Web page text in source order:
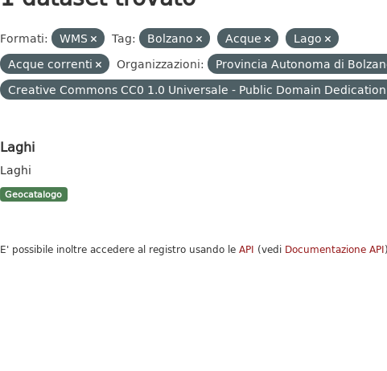
Formati: WMS Tag: Bolzano Acque
Lago
Acque correnti
Organizzazioni: Provincia Autonoma di
Creative Commons CC0 1.0 Universale - Public Domain
Laghi
Laghi
Geocatalogo
E' possibile inoltre accedere al registro usando le API (vedi Documentazione API